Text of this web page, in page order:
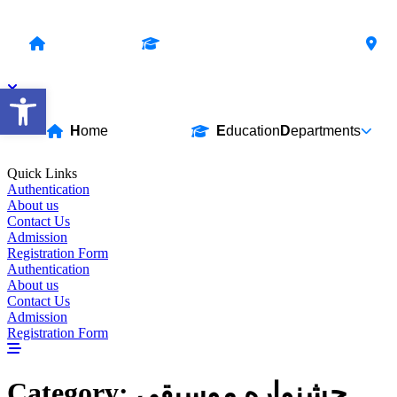
content
Home Education Departments
Quick Links
Authentication
About us
Contact Us
Admission
Registration Form
Authentication
About us
Contact Us
Admission
Registration Form
Open toolbar